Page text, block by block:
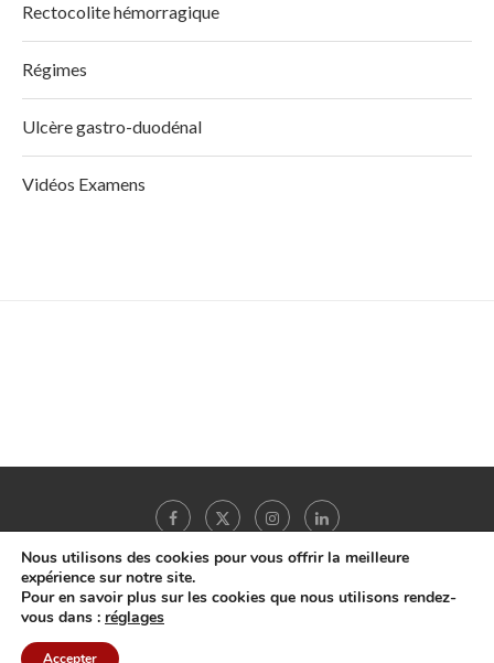
Rectocolite hémorragique
Régimes
Ulcère gastro-duodénal
Vidéos Examens
Copyright © 2022 -MonHepatoGastro.net- Tous droits réservés |A propos|
Nous utilisons des cookies pour vous offrir la meilleure
expérience sur notre site.
Pour en savoir plus sur les cookies que nous utilisons rendez-
vous dans : réglages
Accepter